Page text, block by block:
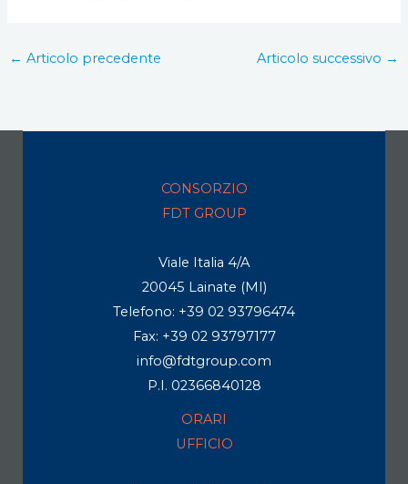
← Articolo precedente Articolo successivo →
CONSORZIO
FDT GROUP
Viale Italia 4/A
20045 Lainate (MI)
Telefono: +39 02 93796474
Fax: +39 02 93797177
info@fdtgroup.com
P.I. 02366840128
ORARI
UFFICIO